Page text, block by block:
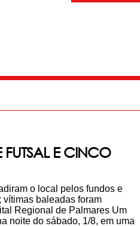
E CINCO
o local pelos fundos e
baleadas foram
Regional de Palmares Um
noite do sábado, 1/8, em uma